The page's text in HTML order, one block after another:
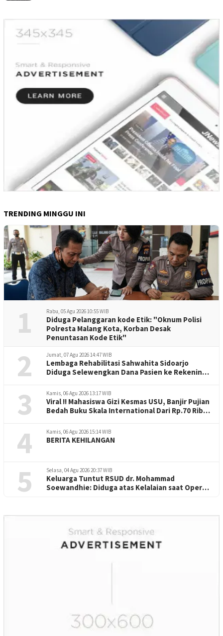
TRENDING MINGGU INI
1 Rabu, 05 Agu 2026 10:55 WIB
Diduga Pelanggaran kode Etik: "Oknum Polisi
Polresta Malang Kota, Korban Desak
Penuntasan Kode Etik"
2 Jumat, 07 Agu 2026 14:47 WIB
Lembaga Rehabilitasi Sahwahita Sidoarjo
Diduga Selewengkan Dana Pasien ke Rekening
3 Kamis, 06 Agu 2026 13:17 WIB
Viral !! Mahasiswa Gizi Kesmas USU, Banjir Pujian
Bedah Buku Skala International Dari Rp.70 Ribu
4 Kamis, 06 Agu 2026 15:14 WIB
BERITA KEHILANGAN
5 Selasa, 04 Agu 2026 20:37 WIB
Keluarga Tuntut RSUD dr. Mohammad
Soewandhie: Diduga atas Kelalaian saat Operasi